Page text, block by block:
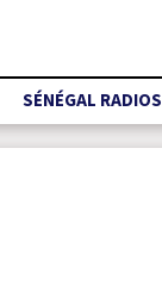
SÉNÉGAL RADIOS